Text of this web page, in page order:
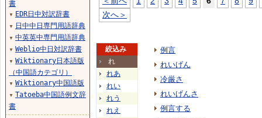
次へ＞
絞込み
れ
れあ
れい
れう
れえ
例言
れいげん
冷厳さ
れいげんさ
例言する
書
▼ EDR日中対訳辞書
▼ 日中中日専門用語辞典
▼ 中英英中専門用語辞典
▼ Weblio中日対訳辞書
▼ Wiktionary日本語版
（中国語カテゴリ）
▼ Wiktionary中国語版
▼ Tatoeba中国語例文辞
書